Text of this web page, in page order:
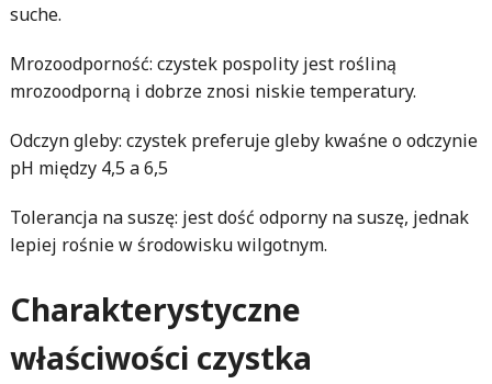
suche.
Mrozoodporność: czystek pospolity jest rośliną
mrozoodporną i dobrze znosi niskie temperatury.
Odczyn gleby: czystek preferuje gleby kwaśne o odczynie
pH między 4,5 a 6,5
Tolerancja na suszę: jest dość odporny na suszę, jednak
lepiej rośnie w środowisku wilgotnym.
Charakterystyczne
właściwości czystka